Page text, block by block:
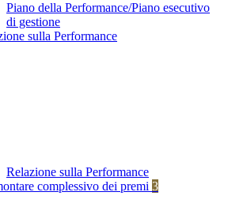
Piano della Performance/Piano esecutivo
di gestione
sulla Performance
Relazione sulla Performance
complessivo dei premi 3